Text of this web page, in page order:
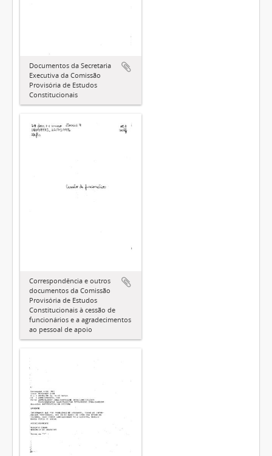
Documentos da Secretaria
Executiva da Comissão
Provisória de Estudos
Constitucionais
Correspondência e outros
documentos da Comissão
Provisória de Estudos
Constitucionais à cessão de
funcionários e a agradecimentos
ao pessoal de apoio